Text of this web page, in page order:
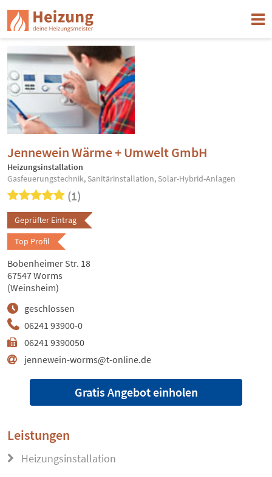
Jennewein Wärme + Umwelt GmbH
Heizungsinstallation
Gasfeuerungstechnik, Sanitärinstallation, Solar-Hybrid-Anlagen
(1)
Geprüfter Eintrag
Top Profil
06241 93900-0
06241 9390050
jennewein-worms@t-online.de
geschlossen
Bobenheimer Str. 18
67547 Worms
(Weinsheim)
Gratis Angebot einholen
Leistungen
Heizungsinstallation